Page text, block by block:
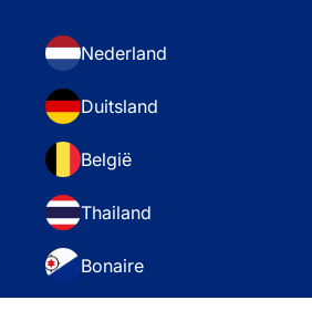
Nederland
Duitsland
België
Thailand
Bonaire